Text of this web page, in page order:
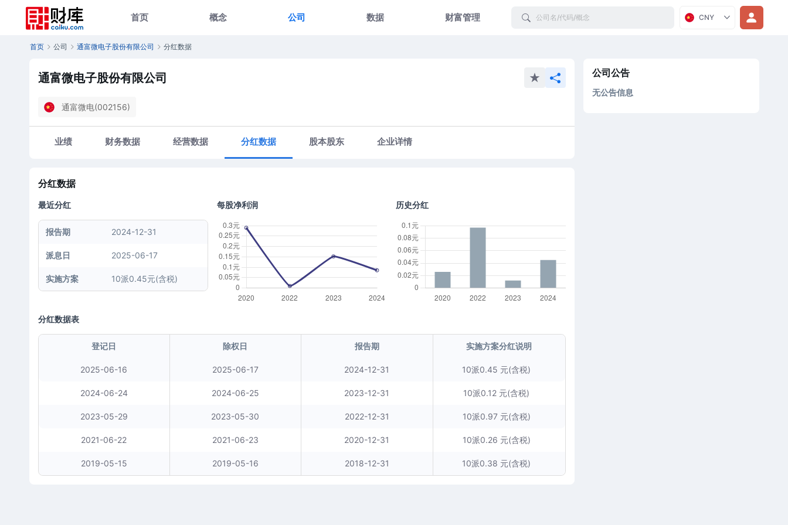
首页 概念 公司 数据 财富管理 Search CNY
首页 公司 通富微电子股份有限公司 分红数据
通富微电子股份有限公司
通富微电(002156)
业绩 财务数据 经营数据 分红数据 股本股东 企业详情
分红数据
最近分红
报告期 2024-12-31
派息日 2025-06-17
实施方案 10派0.45元(含税)
每股净利润 历史分红
分红数据表
登记日 除权日 报告期 实施方案分红说明
2025-06-16 2025-06-17 2024-12-31 10派0.45 元(含税)
2024-06-24 2024-06-25 2023-12-31 10派0.12 元(含税)
2023-05-29 2023-05-30 2022-12-31 10派0.97 元(含税)
2021-06-22 2021-06-23 2020-12-31 10派0.26 元(含税)
2019-05-15 2019-05-16 2018-12-31 10派0.38 元(含税)
公司公告
无公告信息